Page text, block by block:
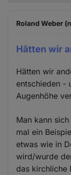
Roland Weber
Hätten wir
Hätten wir
entschieden -
Augenhöhe
Man kann
mal ein
etwas wie in
wird/wurde
das kirchliche